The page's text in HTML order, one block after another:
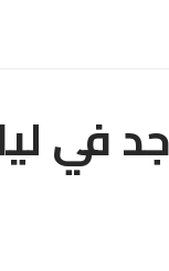
في